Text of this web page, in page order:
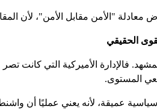
"الأمن مقابل الأمن"، لأن المقاومة
الحقيقي
فالإدارة الأميركية التي كانت
المستوى.
عميقة، لأنه يعني عمليًا أن